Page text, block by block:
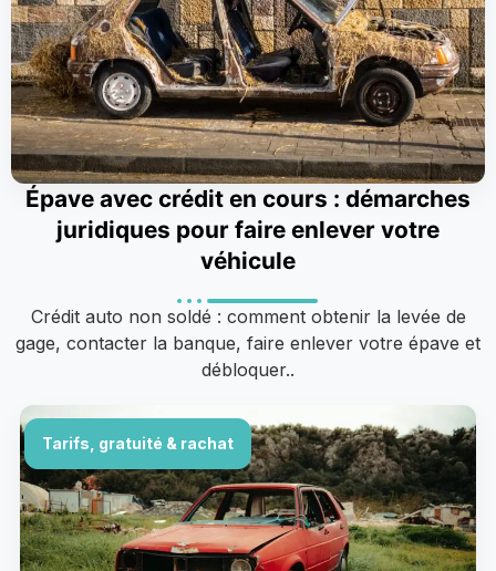
Épave avec crédit en cours : démarches
juridiques pour faire enlever votre
véhicule
Crédit auto non soldé : comment obtenir la levée de
gage, contacter la banque, faire enlever votre épave et
débloquer..
Tarifs, gratuité & rachat